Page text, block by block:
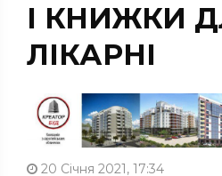
І КНИЖКИ
ЛІКАРНІ
20 Січня 2021, 17:34